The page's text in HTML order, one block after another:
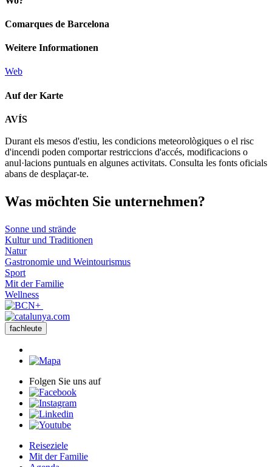
Comarques de Barcelona
Weitere Informationen
Web
Auf der Karte
−
AVÍS
Durant els mesos d'estiu, les condicions meteorològiques o el risc
d'incendi poden comportar restriccions d'accés, modificacions o
anul·lacions puntuals en algunes activitats. Consulta les fonts oficials
abans de desplaçar-te.
Was möchten Sie unternehmen?
Sonne und strände
Kultur und Traditionen
Natur
Gastronomie und Weintourismus
Sport
Mit der Familie
Wellness
fachleute
Folgen Sie uns auf
Reiseziele
Mit der Familie